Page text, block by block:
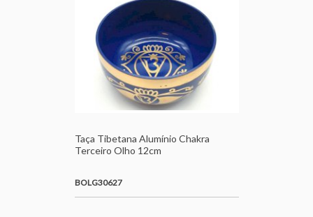
Taça Tibetana Alumínio Chakra
Terceiro Olho 12cm
BOLG30627